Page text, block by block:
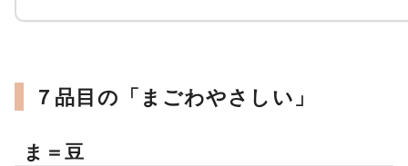
７品目の「まごわやさしい」
ま＝豆